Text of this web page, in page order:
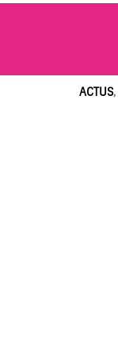
ACTUS,